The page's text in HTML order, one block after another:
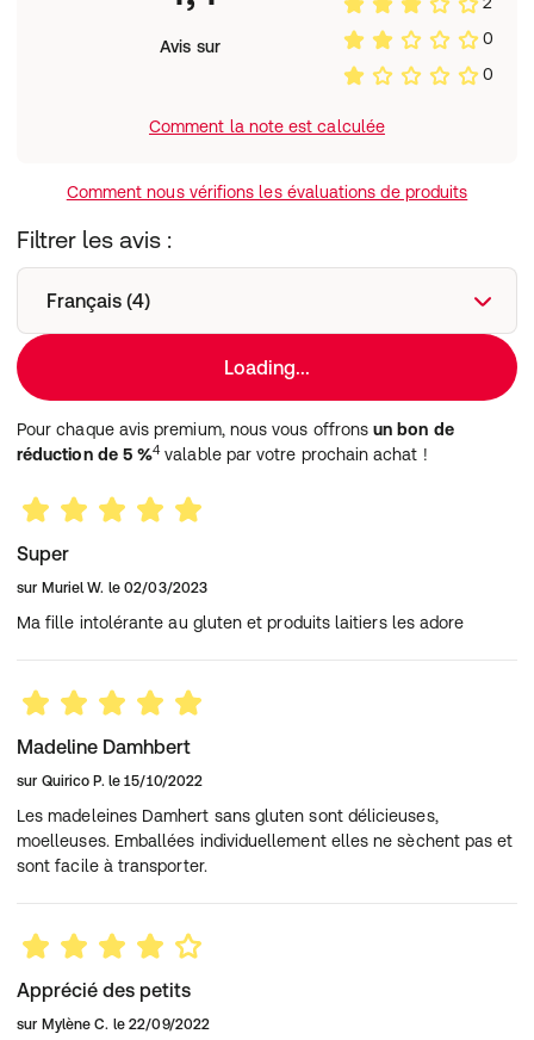
Conserver à température ambiante.
B-3550 Heusden-Zolder
Avis sur
0
0
Comment la note est calculée
Comment nous vérifions les évaluations de produits
Filtrer les avis :
Français (4)
Loading...
Pour chaque avis premium, nous vous offronsun bon de
réduction de 5 %4 valable par votre prochain achat !
Super
sur Muriel W. le 02/03/2023
Ma fille intolérante au gluten et produits laitiers les adore
Madeline Damhbert
sur Quirico P. le 15/10/2022
Les madeleines Damhert sans gluten sont délicieuses,
moelleuses. Emballées individuellement elles ne sèchent pas et
sont facile à transporter.
Apprécié des petits
sur Mylène C. le 22/09/2022